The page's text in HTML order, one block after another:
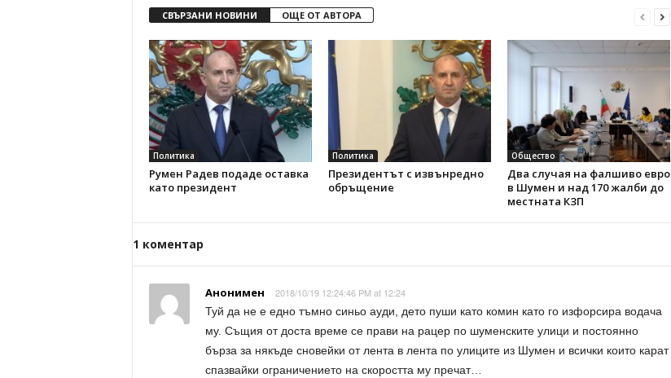
СВЪРЗАНИ НОВИНИ ОЩЕ ОТ АВТОРА
Политика
Румен Радев подаде оставка
като президент
Политика
Президентът с извънредно
обръщение
Общество
Два случая на фалшиво евро
в Шумен и над 170 жалби до
местната КЗП
1 коментар
Анонимен
2018/10/19 12:24:46 PM at 12:24
Туй да не е едно тъмно синьо ауди, дето пуши като комин като го изфорсира водача
му. Същия от доста време се прави на рацер по шуменските улици и постоянно
бърза за някъде сновейки от лента в лента по улиците из Шумен и всички които карат
спазвайки ограничението на скоростта му пречат…